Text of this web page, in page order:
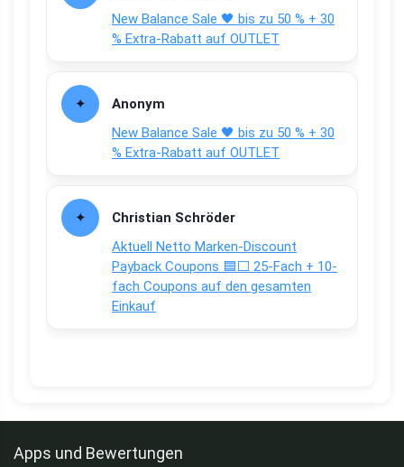
New Balance Sale 🖤 bis zu 50 % + 30
% Extra-Rabatt auf OUTLET
Anonym
New Balance Sale 🖤 bis zu 50 % + 30
% Extra-Rabatt auf OUTLET
Christian Schröder
Aktuell Netto Marken-Discount
Payback Coupons 🟦⬜ 25-Fach + 10-
fach Coupons auf den gesamten
Einkauf
Apps und Bewertungen